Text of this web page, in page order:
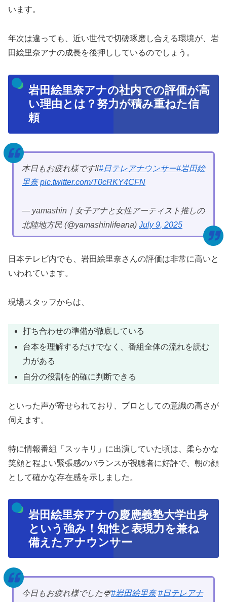
います。
年次は違っても、近い世代で切磋琢磨し合える環境が、岩
田絵里奈アナの成長を後押ししているのでしょう。
岩田絵里奈アナの社内での評価が高
い理由とは？努力が積み重ねた信
頼
本日もお疲れ様です‼️#日テレアナウンサー#岩田絵
里奈 pic.twitter.com/T0cRKY4CFN
— yamashin｜女子アナと女性アーティスト推しの
北陸地方民 (@yamashinlifeana) July 9, 2025
日本テレビ内でも、岩田絵里奈さんの評価は非常に高いと
いわれています。
現場スタッフからは、
打ち合わせの準備が徹底している
台本を理解するだけでなく、番組全体の流れを読む
力がある
自分の役割を的確に判断できる
といった声が寄せられており、プロとしての意識の高さが
伺えます。
特に情報番組「スッキリ」に出演していた頃は、柔らかな
笑顔と程よい緊張感のバランスが視聴者に好評で、朝の顔
として確かな存在感を示しました。
岩田絵里奈アナの慶應義塾大学出身
という強み！知性と表現力を兼ね
備えたアナウンサー
今日もお疲れ様でした🍨#岩田絵里奈 #日テレアナ